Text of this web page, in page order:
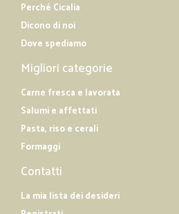
Perché Cicalia
Dicono di noi
Dove spediamo
Migliori categorie
Carne fresca e lavorata
Salumi e affettati
Pasta, riso e cerali
Formaggi
Contatti
La mia lista dei desideri